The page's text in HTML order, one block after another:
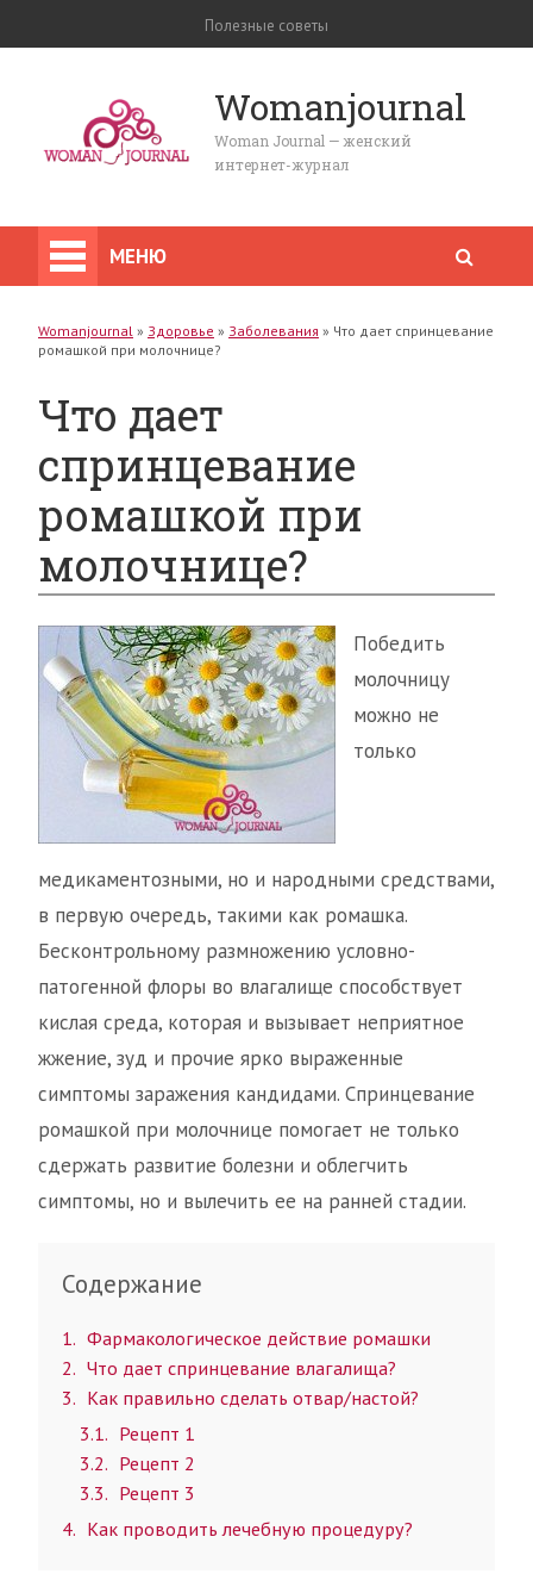
Полезные советы
Womanjournal
Woman Journal — женский
интернет-журнал
МЕНЮ
Womanjournal » Здоровье » Заболевания » Что дает спринцевание
ромашкой при молочнице?
Что дает
спринцевание
ромашкой при
молочнице?
Победить
молочницу
можно не
только
медикаментозными, но и народными средствами,
в первую очередь, такими как ромашка.
Бесконтрольному размножению условно-
патогенной флоры во влагалище способствует
кислая среда, которая и вызывает неприятное
жжение, зуд и прочие ярко выраженные
симптомы заражения кандидами. Спринцевание
ромашкой при молочнице помогает не только
сдержать развитие болезни и облегчить
симптомы, но и вылечить ее на ранней стадии.
Содержание
1
Фармакологическое действие ромашки
2
Что дает спринцевание влагалища?
3
Как правильно сделать отвар/настой?
3.1
Рецепт 1
3.2
Рецепт 2
3.3
Рецепт 3
4
Как проводить лечебную процедуру?